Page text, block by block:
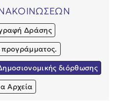
Δράσης
προγράμματος.
διόρθωσης
Αρχεία